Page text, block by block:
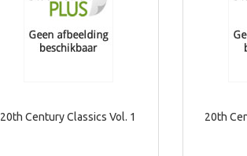
20th Century Classics Vol. 1 20th